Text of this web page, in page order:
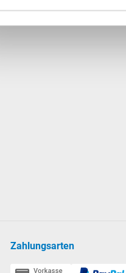
Bestellungen
Zahlungsarten